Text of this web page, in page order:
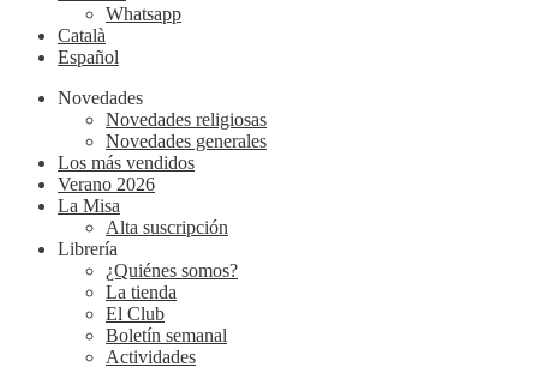
Whatsapp
Català
Español
Novedades
Novedades religiosas
Novedades generales
Los más vendidos
Verano 2026
La Misa
Alta suscripción
Librería
¿Quiénes somos?
La tienda
El Club
Boletín semanal
Actividades